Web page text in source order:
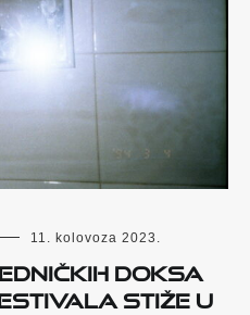
11. kolovoza 2023.
doksa
stiže u